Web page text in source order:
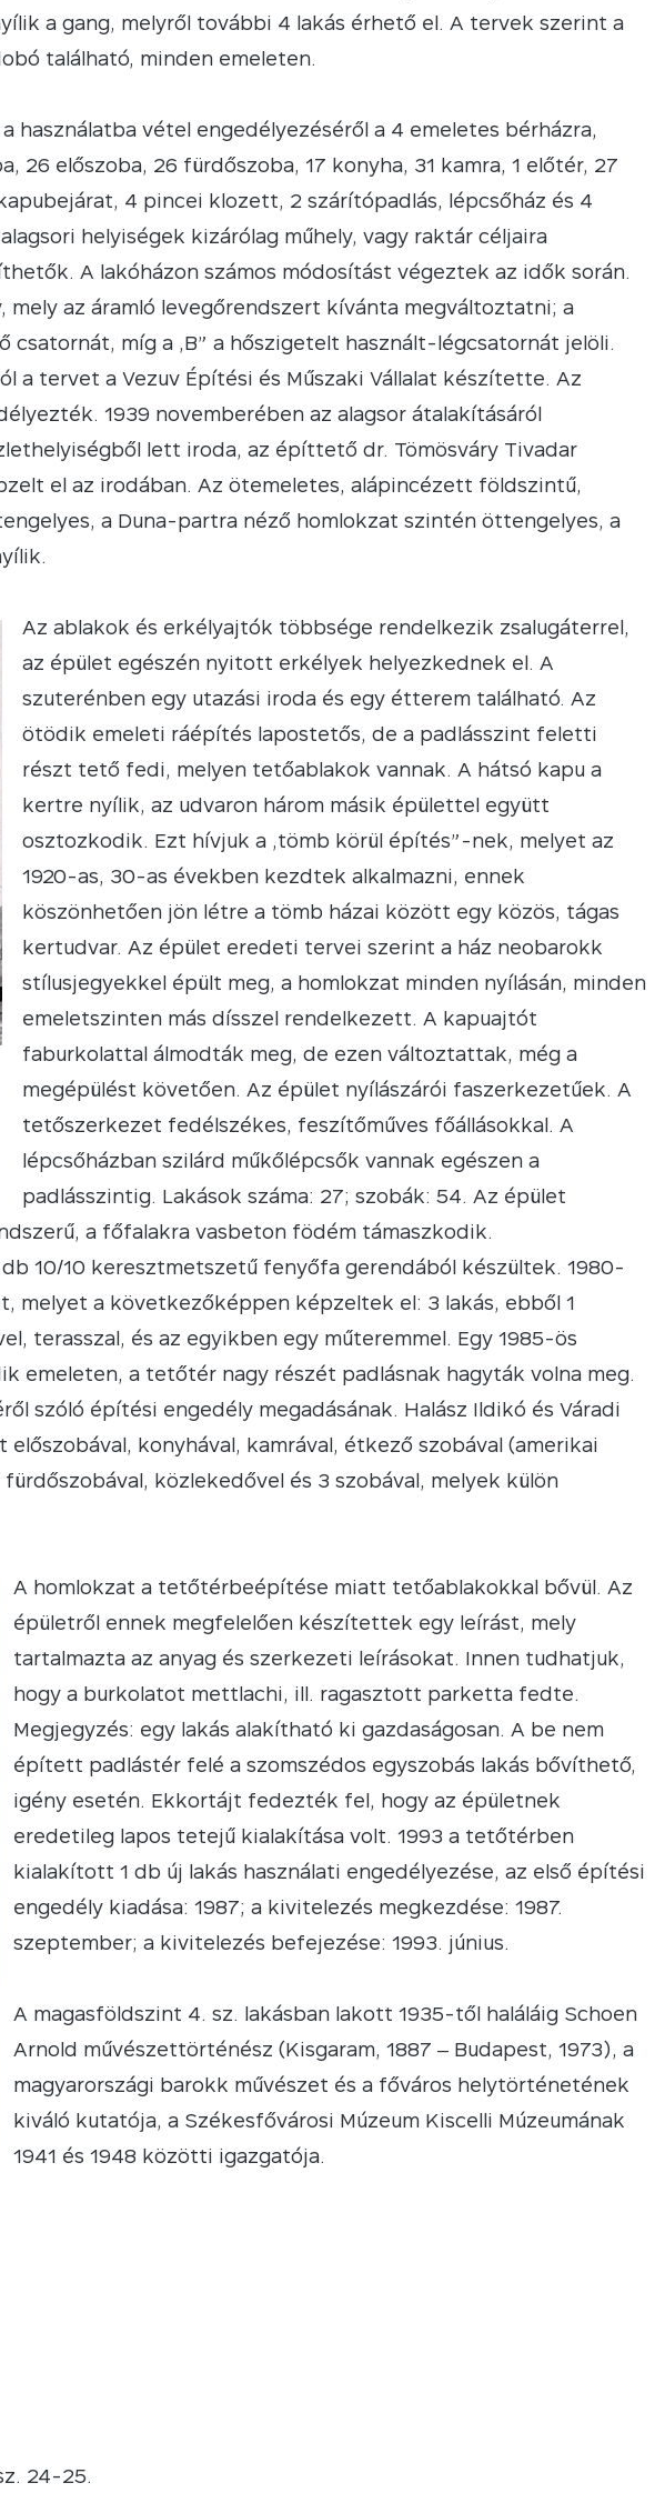
a gang, melyről további 4 lakás érhető el. A tervek szerint a
található, minden emeleten.
használatba vétel engedélyezéséről a 4 emeletes bérházra,
26 előszoba, 26 fürdőszoba, 17 konyha, 31 kamra, 1 előtér, 27
4 pincei klozett, 2 szárítópadlás, lépcsőház és 4
helyiségek kizárólag műhely, vagy raktár céljaira
A lakóházon számos módosítást végeztek az idők során.
az áramló levegőrendszert kívánta megváltoztatni; a
csatornát, míg a „B” a hőszigetelt használt-légcsatornát jelöli.
a tervet a Vezuv Építési és Műszaki Vállalat készítette. Az
1939 novemberében az alagsor átalakításáról
lett iroda, az építtető dr. Tömösváry Tivadar
el az irodában. Az ötemeletes, alápincézett földszintű,
a Duna-partra néző homlokzat szintén öttengelyes, a
Az ablakok és erkélyajtók többsége rendelkezik zsalugáterrel,
az épület egészén nyitott erkélyek helyezkednek el. A
szuterénben egy utazási iroda és egy étterem található. Az
ötödik emeleti ráépítés lapostetős, de a padlásszint feletti
részt tető fedi, melyen tetőablakok vannak. A hátsó kapu a
kertre nyílik, az udvaron három másik épülettel együtt
osztozkodik. Ezt hívjuk a „tömb körül építés”-nek, melyet az
1920-as, 30-as években kezdtek alkalmazni, ennek
köszönhetően jön létre a tömb házai között egy közös, tágas
kertudvar. Az épület eredeti tervei szerint a ház neobarokk
stílusjegyekkel épült meg, a homlokzat minden nyílásán, minden
emeletszinten más dísszel rendelkezett. A kapuajtót
faburkolattal álmodták meg, de ezen változtattak, még a
megépülést követően. Az épület nyílászárói faszerkezetűek. A
tetőszerkezet fedélszékes, feszítőműves főállásokkal. A
lépcsőházban szilárd műkőlépcsők vannak egészen a
padlásszintig. Lakások száma: 27; szobák: 54. Az épület
a főfalakra vasbeton födém támaszkodik.
10/10 keresztmetszetű fenyőfa gerendából készültek. 1980-
a következőképpen képzeltek el: 3 lakás, ebből 1
terasszal, és az egyikben egy műteremmel. Egy 1985-ös
emeleten, a tetőtér nagy részét padlásnak hagyták volna meg.
szóló építési engedély megadásának. Halász Ildikó és Váradi
konyhával, kamrával, étkező szobával (amerikai
közlekedővel és 3 szobával, melyek külön
A homlokzat a tetőtérbeépítése miatt tetőablakokkal bővül. Az
épületről ennek megfelelően készítettek egy leírást, mely
tartalmazta az anyag és szerkezeti leírásokat. Innen tudhatjuk,
hogy a burkolatot mettlachi, ill. ragasztott parketta fedte.
Megjegyzés: egy lakás alakítható ki gazdaságosan. A be nem
épített padlástér felé a szomszédos egyszobás lakás bővíthető,
igény esetén. Ekkortájt fedezték fel, hogy az épületnek
eredetileg lapos tetejű kialakítása volt. 1993 a tetőtérben
kialakított 1 db új lakás használati engedélyezése, az első építési
engedély kiadása: 1987; a kivitelezés megkezdése: 1987.
szeptember; a kivitelezés befejezése: 1993. június.
A magasföldszint 4. sz. lakásban lakott 1935-től haláláig Schoen
Arnold művészettörténész (Kisgaram, 1887 ‒ Budapest, 1973), a
magyarországi barokk művészet és a főváros helytörténetének
kiváló kutatója, a Székesfővárosi Múzeum Kiscelli Múzeumának
1941 és 1948 közötti igazgatója.
24-25.